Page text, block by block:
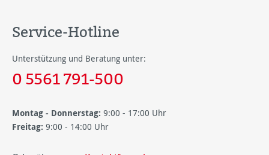
Service-Hotline
Unterstützung und Beratung unter:
0 5561 791-500
Montag - Donnerstag: 9:00 - 17:00 Uhr
Freitag: 9:00 - 14:00 Uhr